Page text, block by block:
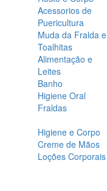
Acessorios de
Puericultura
Muda da Fralda e
Toalhitas
Alimentação e
Leites
Banho
Higiene Oral
Fraldas
Higiene e Corpo
Creme de Mãos
Loções Corporais